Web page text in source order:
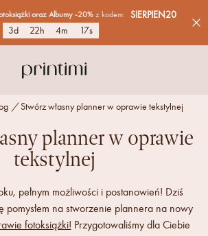
oraz Albumy -20% z kodem:
SIERPIEN20
3d 22h 4m 17s
/ Stwórz własny planner w oprawie tekstylnej
planner w oprawie
tekstylnej
pełnym możliwości i postanowień! Dziś
pomysłem na stworzenie plannera na nowy
fotoksiążki! Przygotowaliśmy dla Ciebie